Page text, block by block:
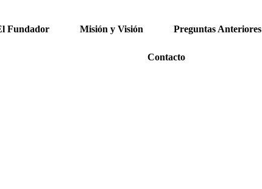
Fundador Misión y Visión Preguntas Anteriores
Contacto